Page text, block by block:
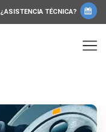
¿ASISTENCIA TÉCNICA?